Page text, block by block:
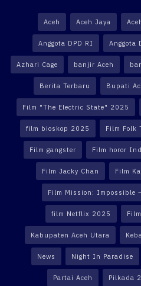
Aceh Aceh Jaya
Anggota DPD RI Anggota
Azhari Cage banjir Aceh
Berita Terbaru Bupati
Film "The Electric State" 2025
film bioskop 2025 Film Folk
Film gangster Film horor
Film Jacky Chan Film
Film Mission: Impossible
film Netflix 2025
Kabupaten Aceh Utara
News Night In Paradise
Partai Aceh Pilkada